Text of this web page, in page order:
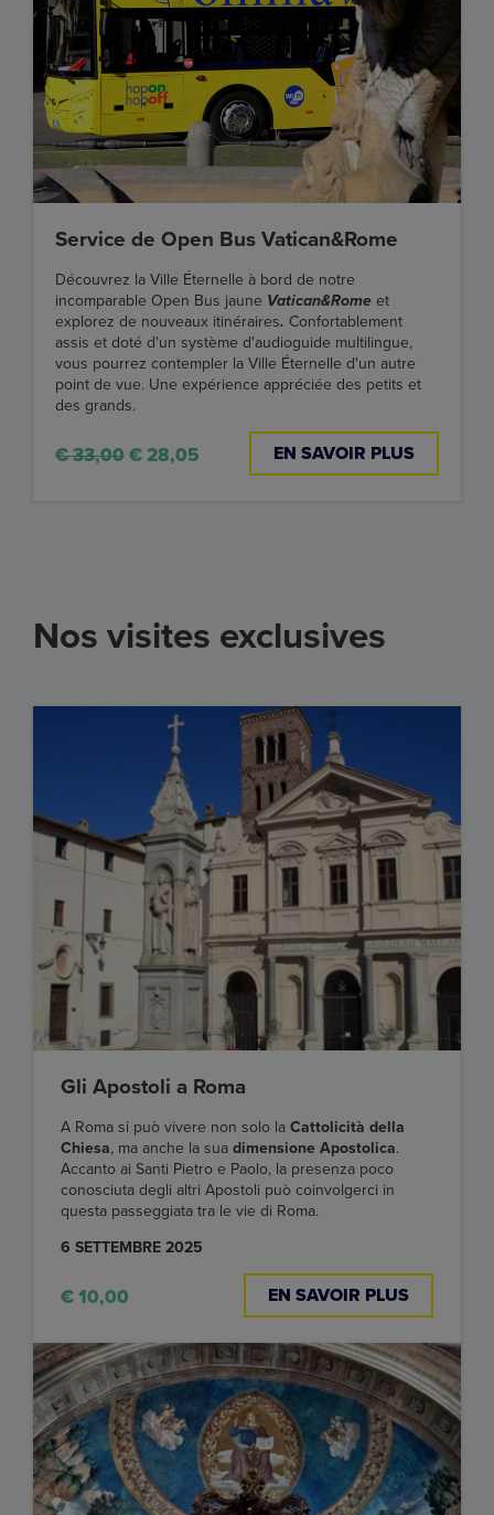
Service de Open Bus Vatican&Rome
Découvrez la Ville Éternelle à bord de notre
incomparable Open Bus jaune Vatican&Rome et
explorez de nouveaux itinéraires. Confortablement
assis et doté d'un système d'audioguide multilingue,
vous pourrez contempler la Ville Éternelle d'un autre
point de vue. Une expérience appréciée des petits et
des grands.
€ 33,00€ 28,05 EN SAVOIR PLUS
Nos visites exclusives
Gli Apostoli a Roma
A Roma si può vivere non solo la Cattolicità della
Chiesa, ma anche la sua dimensione Apostolica.
Accanto ai Santi Pietro e Paolo, la presenza poco
conosciuta degli altri Apostoli può coinvolgerci in
questa passeggiata tra le vie di Roma.
6 SETTEMBRE 2025
€ 10,00 EN SAVOIR PLUS